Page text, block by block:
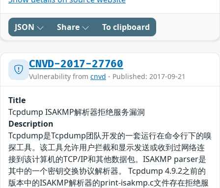
JSON Share To clipboard
CNVD-2017-27760
Vulnerability from cnvd - Published: 2017-09-21
Title
Tcpdump ISAKMP解析器拒绝服务漏洞
Description
Tcpdump是Tcpdump团队开发的一套运行在命令行下的嗅
探工具。该工具允许用户拦截和显示发送或收到过网络连
接到该计算机的TCP/IP和其他数据包。ISAKMP parser是
其中的一个密钥交换协议解析器。 Tcpdump 4.9.2之前的
版本中的ISAKMP解析器的print-isakmp.c文件存在拒绝服